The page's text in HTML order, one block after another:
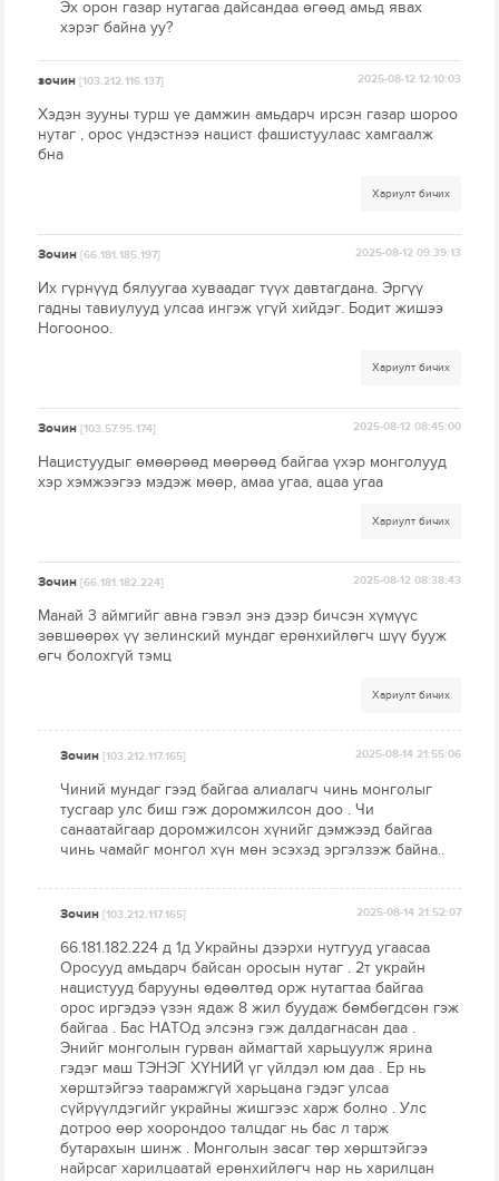
Эх орон газар нутагаа дайсандаа өгөөд амьд явах
хэрэг байна уу?
зочин[103.212.116.137] 2025-08-12 12:10:03
Хэдэн зууны турш үе дамжин амьдарч ирсэн газар шороо
нутаг , орос үндэстнээ нацист фашистуулаас хамгаалж
бна
Хариулт бичих
Зочин[66.181.185.197] 2025-08-12 09:39:13
Их гүрнүүд бялуугаа хуваадаг түүх давтагдана. Эргүү
гадны тавиулууд улсаа ингэж үгүй хийдэг. Бодит жишээ
Ногооноо.
Хариулт бичих
Зочин[103.57.95.174] 2025-08-12 08:45:00
Нацистуудыг өмөөрөөд мөөрөөд байгаа үхэр монголууд
хэр хэмжээгээ мэдэж мөөр, амаа угаа, ацаа угаа
Хариулт бичих
Зочин[66.181.182.224] 2025-08-12 08:38:43
Манай 3 аймгийг авна гэвэл энэ дээр бичсэн хүмүүс
зөвшөөрөх үү зелинский мундаг ерөнхийлөгч шүү бууж
өгч болохгүй тэмц
Хариулт бичих
Зочин[103.212.117.165] 2025-08-14 21:55:06
Чиний мундаг гээд байгаа алиалагч чинь монголыг
тусгаар улс биш гэж доромжилсон доо . Чи
санаатайгаар доромжилсон хүнийг дэмжээд байгаа
чинь чамайг монгол хүн мөн эсэхэд эргэлзэж байна..
Зочин[103.212.117.165] 2025-08-14 21:52:07
66.181.182.224 д 1д Украйны дээрхи нутгууд угаасаа
Оросууд амьдарч байсан оросын нутаг . 2т украйн
нацистууд барууны өдөөлтөд орж нутагтаа байгаа
орос иргэдээ үзэн ядаж 8 жил буудаж бөмбөгдсөн гэж
байгаа . Бас НАТОд элсэнэ гэж далдагнасан даа .
Энийг монголын гурван аймагтай харьцуулж ярина
гэдэг маш ТЭНЭГ ХҮНИЙ үг үйлдэл юм даа . Ер нь
хөрштэйгээ таарамжгүй харьцана гэдэг улсаа
сүйрүүлдэгийг украйны жишгээс харж болно . Улс
дотроо өөр хоорондоо талцдаг нь бас л тарж
бутарахын шинж . Монголын засаг төр хөрштэйгээ
найрсаг харилцаатай ерөнхийлөгч нар нь харилцан